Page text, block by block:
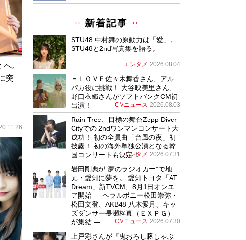
。
突
新着記事
STU48 中村舞の原動力は「愛」。
STU48と2nd写真集を語る。
エンタメ 2026.08.04
＝ＬＯＶＥ佐々木舞香さん、アル
パカ役に挑戦！ 大谷映美里さん、
野口衣織さんがソフトバンクCM初
出演！
CMニュース 2026.08.03
Rain Tree、目標の舞台Zepp Diver
Cityでの 2ndワンマンコンサート大
成功！ 初の全員曲「台風の夜」初
披露！ 初の海外単独公演となる韓
国コンサートも決定！
エンタメ 2026.07.31
岩田剛典が”夢のラジオカー”で地
元・愛知に夢を。 愛知トヨタ「AT
Dream」新TVCM、8月1日オンエ
ア開始 ― ヘラルボニー松田崇弥・
松田文登、AKB48 八木愛月、キッ
ズダンサー長瀬柊真（ＥＸＰＧ）
が集結 ―
CMニュース 2026.07.30
上戸彩さんが『鬼おろし豚しゃぶ